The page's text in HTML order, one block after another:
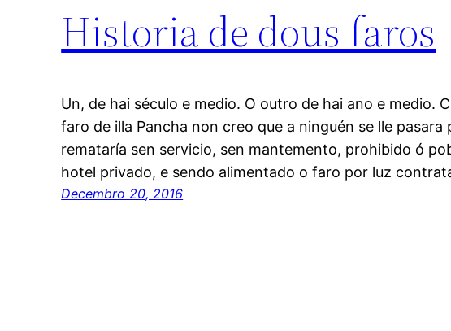
Historia de dous faros
Un, de hai século e medio. O outro de hai ano e medio.
faro de illa Pancha non creo que a ninguén se lle pasara
remataría sen servicio, sen mantemento, prohibido ó
hotel privado, e sendo alimentado o faro por luz
Decembro 20, 2016